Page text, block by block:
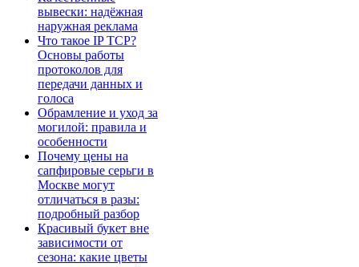
вывески: надёжная
наружная реклама
Что такое IP TCP?
Основы работы
протоколов для
передачи данных и
голоса
Обрамление и уход за
могилой: правила и
особенности
Почему цены на
сапфировые серьги в
Москве могут
отличаться в разы:
подробный разбор
Красивый букет вне
зависимости от
сезона: какие цветы